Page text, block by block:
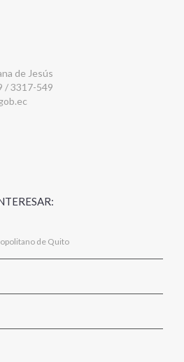
de Jesús
/ 3317-549
de Quito